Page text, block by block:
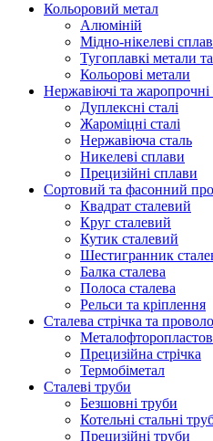
Кольоровий метал
Алюміній
Мідно-нікелеві
Тугоплавкі метали
Кольорові метали
Нержавіючі та жаропрочні
Дуплексні сталі
Жароміцні сталі
Нержавіюча сталь
Никелеві сплави
Прецизійні сплави
Сортовий та фасонний
Квадрат сталевий
Круг сталевий
Кутик сталевий
Шестигранник
Балка сталева
Полоса сталева
Рельси та кріплення
Сталева стрічка та
Прецизійна стрічка
Термобіметал
Сталеві труби
Безшовні труби
Котельні стальні
Прецизійні труби